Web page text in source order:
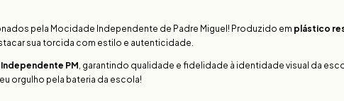
pela Mocidade Independente de Padre Miguel! Produzido em plástico
sua torcida com estilo e autenticidade.
PM, garantindo qualidade e fidelidade à identidade visual da
orgulho pela bateria da escola!